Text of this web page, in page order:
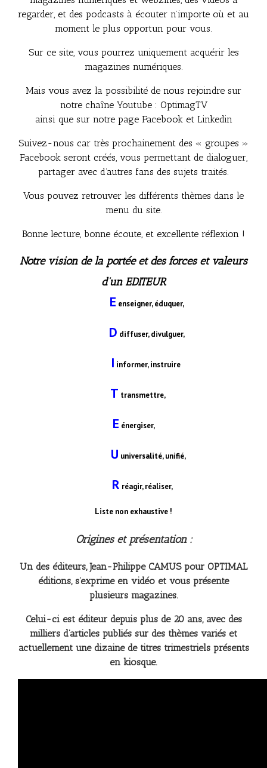
regarder, et des podcasts à écouter n’importe où et au
moment le plus opportun pour vous.
Sur ce site, vous pourrez uniquement acquérir les
magazines numériques.
Mais vous avez la possibilité de nous rejoindre sur
notre chaîne Youtube : OptimagTV
ainsi que sur notre page Facebook et Linkedin
Suivez-nous car très prochainement des « groupes »
Facebook seront créés, vous permettant de dialoguer,
partager avec d’autres fans des sujets traités.
Vous pouvez retrouver les différents thèmes dans le
menu du site.
Bonne lecture, bonne écoute, et excellente réflexion !
Notre vision de la portée et des forces et valeurs
d’un EDITEUR
E enseigner, éduquer,
D diffuser, divulguer,
I informer, instruire
T transmettre,
E énergiser,
U universalité, unifié,
R réagir, réaliser,
Liste non exhaustive !
Origines et présentation :
Un des éditeurs, Jean-Philippe CAMUS pour OPTIMAL
éditions, s’exprime en vidéo et vous présente
plusieurs magazines.
Celui-ci est éditeur depuis plus de 20 ans, avec des
milliers d’articles publiés sur des thèmes variés et
actuellement une dizaine de titres trimestriels présents
en kiosque.